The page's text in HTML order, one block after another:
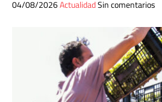
04/08/2026ActualidadSin comentarios